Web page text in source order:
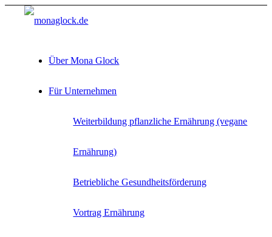
Über Mona Glock
Für Unternehmen
Weiterbildung pflanzliche Ernährung (vegane
Ernährung)
Betriebliche Gesundheitsförderung
Vortrag Ernährung